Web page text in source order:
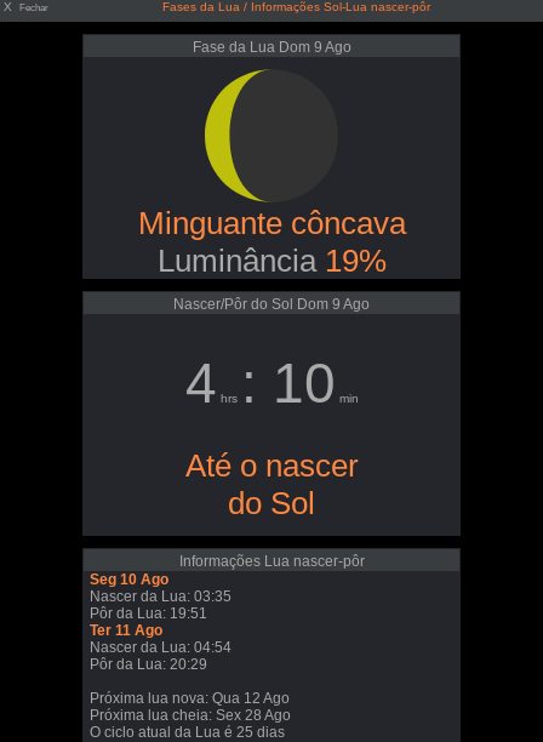
X Fechar Fases da Lua / Informações Sol-Lua nascer-pôr
Fase da Lua Dom 9 Ago
Minguante côncava
Luminância 19%
Nascer/Pôr do Sol Dom 9 Ago
4 hrs : 10 min
Até o nascer
do Sol
Informações Lua nascer-pôr
Seg 10 Ago
Nascer da Lua: 03:35
Pôr da Lua: 19:51
Ter 11 Ago
Nascer da Lua: 04:54
Pôr da Lua: 20:29
Próxima lua nova: Qua 12 Ago
Próxima lua cheia: Sex 28 Ago
O ciclo atual da Lua é 25 dias